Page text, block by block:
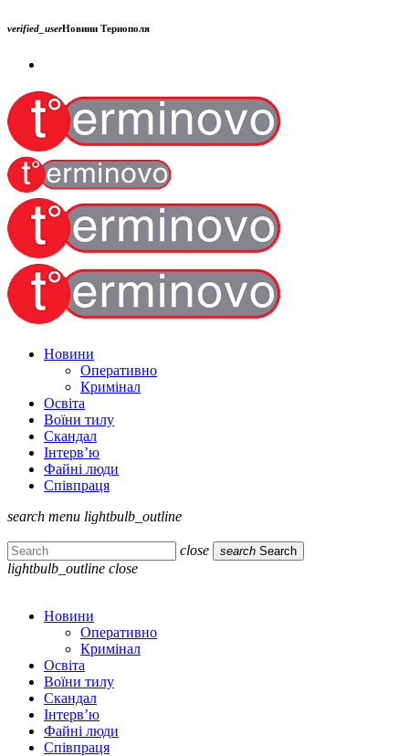
verified_userНовини Тернополя
Новини
Оперативно
Кримінал
Освіта
Воїни тилу
Скандал
Інтерв’ю
Файні люди
Співпраця
search menu lightbulb_outline
close search Search
lightbulb_outline close
Новини
Оперативно
Кримінал
Освіта
Воїни тилу
Скандал
Інтерв’ю
Файні люди
Співпраця